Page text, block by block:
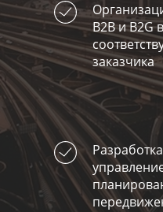
В2В и B2G
заказчика